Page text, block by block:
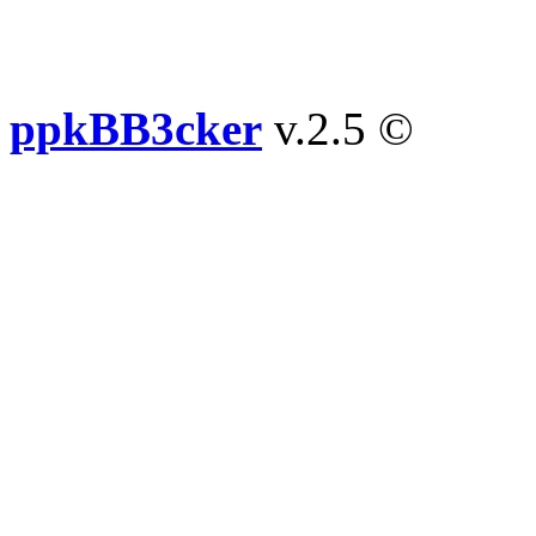
ppkBB3cker v.2.5 ©